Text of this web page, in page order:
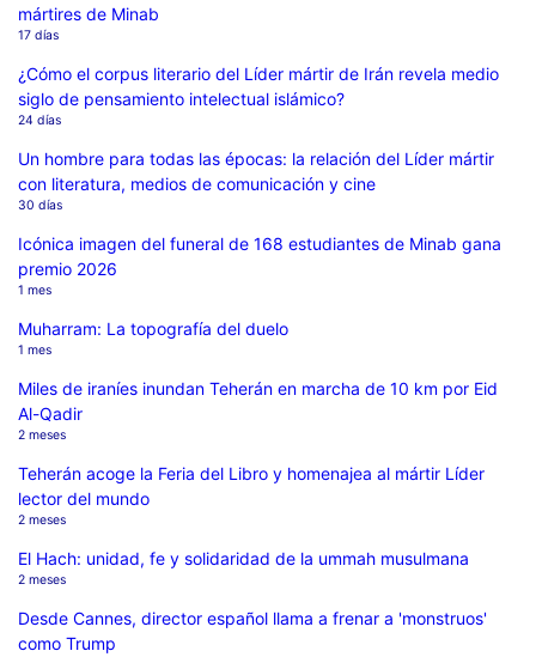
mártires de Minab
17 días
¿Cómo el corpus literario del Líder mártir de Irán revela medio
siglo de pensamiento intelectual islámico?
24 días
Un hombre para todas las épocas: la relación del Líder mártir
con literatura, medios de comunicación y cine
30 días
Icónica imagen del funeral de 168 estudiantes de Minab gana
premio 2026
1 mes
Muharram: La topografía del duelo
1 mes
Miles de iraníes inundan Teherán en marcha de 10 km por Eid
Al-Qadir
2 meses
Teherán acoge la Feria del Libro y homenajea al mártir Líder
lector del mundo
2 meses
El Hach: unidad, fe y solidaridad de la ummah musulmana
2 meses
Desde Cannes, director español llama a frenar a 'monstruos'
como Trump